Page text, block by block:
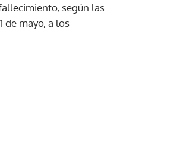
según las
de mayo, a los